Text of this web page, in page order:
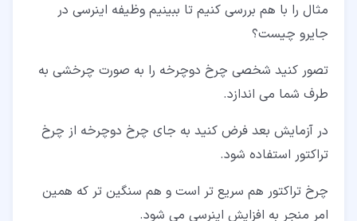
مثال را با هم بررسی کنیم تا ببینیم وظیفه اینرسی در
جایرو چیست؟
تصور کنید شخصی چرخ دوچرخه را به صورت چرخشی به
طرف شما می اندازد.
در آزمایش بعد فرض کنید به جای چرخ دوچرخه از چرخ
تراکتور استفاده شود.
چرخ تراکتور هم سریع تر است و هم سنگین تر که همین
امر منجر به افزایش اینرسی می شود.